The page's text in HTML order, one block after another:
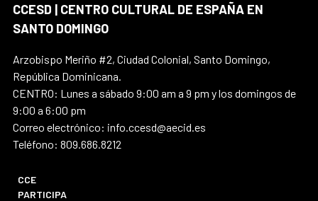
CCESD | CENTRO CULTURAL DE ESPAÑA EN
SANTO DOMINGO
Arzobispo Meriño #2, Ciudad Colonial, Santo Domingo,
República Dominicana.
CENTRO: Lunes a sábado 9:00 am a 9 pm y los domingos de
9:00 a 6:00 pm
Correo electrónico: info.ccesd@aecid.es
Teléfono: 809.686.8212
CCE
PARTICIPA